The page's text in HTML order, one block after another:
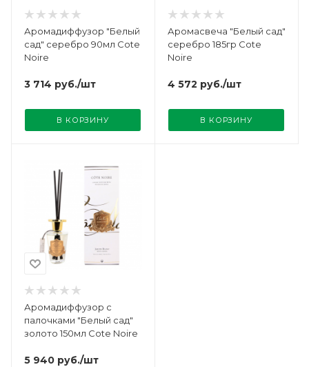
Аромадиффузор "Белый
сад" серебро 90мл Cote
Noire
3 714 руб./шт
В КОРЗИНУ
Аромасвеча "Белый сад"
серебро 185гр Cote
Noire
4 572 руб./шт
В КОРЗИНУ
Аромадиффузор с
палочками "Белый сад"
золото 150мл Cote Noire
5 940 руб./шт